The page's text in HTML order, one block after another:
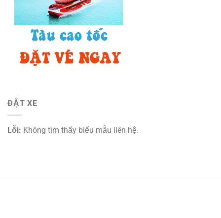
ĐẶT XE
Lỗi: Không tìm thấy biểu mẫu liên hệ.